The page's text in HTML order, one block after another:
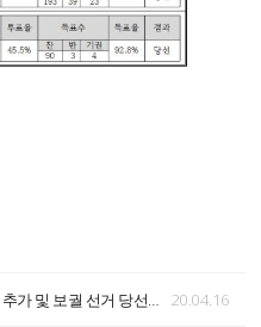
[공고]2020년 8기 대의원 추가 및 보궐 선거 당선확정 공고 20.04.16